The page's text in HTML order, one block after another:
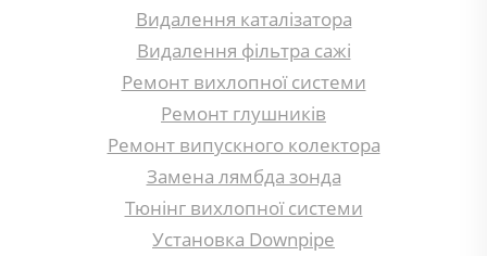
Видалення каталізатора
Видалення фільтра сажі
Ремонт вихлопної системи
Ремонт глушників
Ремонт випускного колектора
Замена лямбда зонда
Тюнінг вихлопної системи
Установка Downpipe